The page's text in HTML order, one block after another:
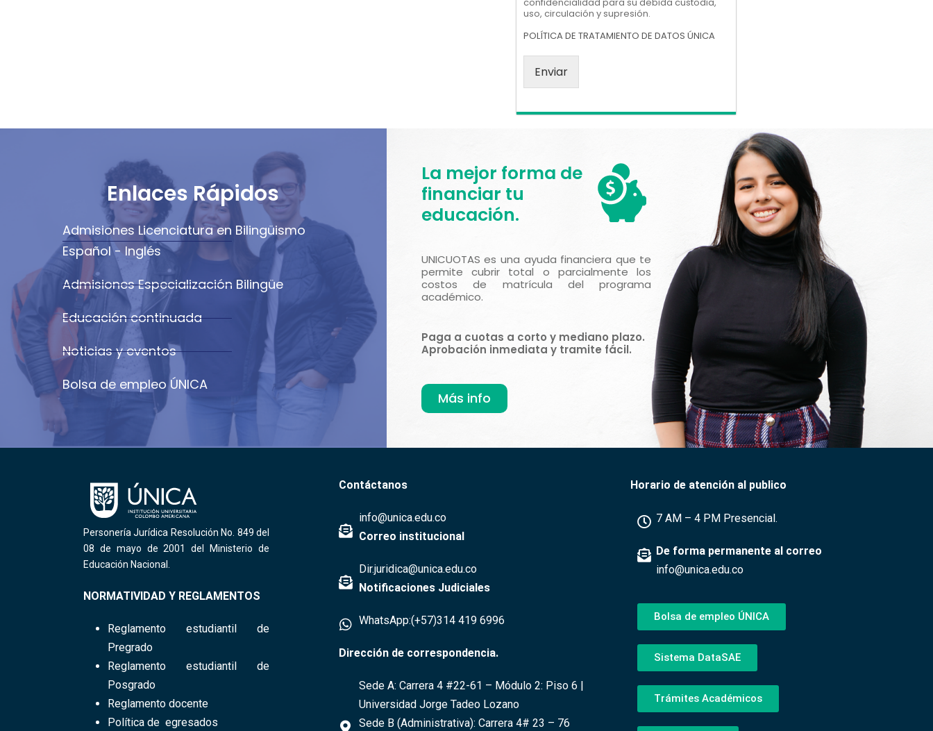
uso, circulación y supresión.
POLÍTICA DE TRATAMIENTO DE DATOS ÚNICA
Enviar
Enlaces Rápidos
Admisiones Licenciatura en Bilingüismo
Español - Inglés
Admisiones Especialización Bilingüe
Educación continuada
Noticias y eventos
Bolsa de empleo ÚNICA
La mejor forma de
financiar tu
educación.
UNICUOTAS es una ayuda financiera que te
permite cubrir total o parcialmente los
costos de matrícula del programa
académico.
Paga a cuotas a corto y mediano plazo.
Aprobación inmediata y tramite fácil.
Más info
Personería Jurídica Resolución No. 849 del
08 de mayo de 2001 del Ministerio de
Educación Nacional.
NORMATIVIDAD Y REGLAMENTOS
Reglamento estudiantil​ de
Pregrado
Reglamento estudiantil de
Posgrado
Reglamento docente
Política de egresados
Contáctanos
info@unica.edu.co
Correo institucional
Dir.juridica@unica.edu.co
Notificaciones Judiciales
WhatsApp:(+57)314 419 6996
Dirección de correspondencia.
Sede A: Carrera 4 #22-61 – Módulo 2: Piso 6 |
Universidad Jorge Tadeo Lozano
Sede B (Administrativa): Carrera 4# 23 – 76
Horario de atención al publico
7 AM – 4 PM Presencial.
De forma permanente al correo
info@unica.edu.co
Bolsa de empleo ÚNICA
Sistema DataSAE
Trámites Académicos